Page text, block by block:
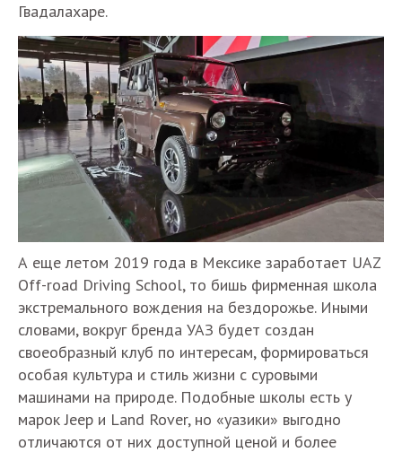
Гвадалахаре.
А еще летом 2019 года в Мексике заработает UAZ
Off-road Driving School, то бишь фирменная школа
экстремального вождения на бездорожье. Иными
словами, вокруг бренда УАЗ будет создан
своеобразный клуб по интересам, формироваться
особая культура и стиль жизни с суровыми
машинами на природе. Подобные школы есть у
марок Jeep и Land Rover, но «уазики» выгодно
отличаются от них доступной ценой и более